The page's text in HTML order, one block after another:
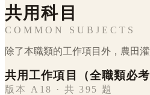
共用科目
COMMON SUBJECTS
除了本職類的工作項目外， 農田
共用工作項目（全職類必考
版本 A18 · 共 395 題